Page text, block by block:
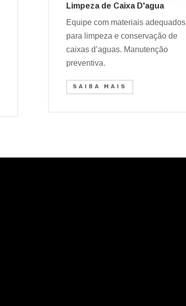
Limpeza de Caixa D'agua
Equipe com materiais adequados
para limpeza e conservação de
caixas d’aguas. Manutenção
preventiva.
SAIBA MAIS